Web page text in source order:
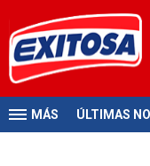
MÁS ÚLTIMAS